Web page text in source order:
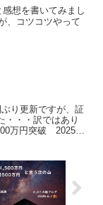
想を書いてみまし
、コツコツやって
ぶり更新ですが、証
・・・訳ではあり
万円突破 2025年